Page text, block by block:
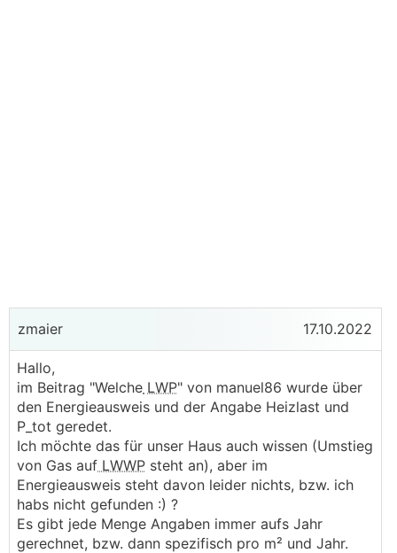
zmaier 17.10.2022
Hallo,
im Beitrag "Welche LWP" von manuel86 wurde über
den Energieausweis und der Angabe Heizlast und
P_tot geredet.
Ich möchte das für unser Haus auch wissen (Umstieg
von Gas auf LWWP steht an), aber im
Energieausweis steht davon leider nichts, bzw. ich
habs nicht gefunden :) ?
Es gibt jede Menge Angaben immer aufs Jahr
gerechnet, bzw. dann spezifisch pro m² und Jahr.